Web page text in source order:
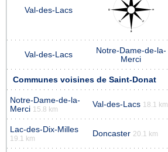
Val-des-Lacs
Val-des-Lacs
Notre-Dame-de-la-
Merci
Communes voisines de Saint-Donat
Notre-Dame-de-la-
Merci 15.8 km
Val-des-Lacs 18.1 km
Lac-des-Dix-Milles
19.1 km
Doncaster 20.1 km